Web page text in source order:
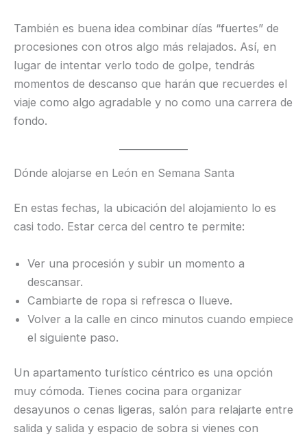
También es buena idea combinar días “fuertes” de
procesiones con otros algo más relajados. Así, en
lugar de intentar verlo todo de golpe, tendrás
momentos de descanso que harán que recuerdes el
viaje como algo agradable y no como una carrera de
fondo.
Dónde alojarse en León en Semana Santa
En estas fechas, la ubicación del alojamiento lo es
casi todo. Estar cerca del centro te permite:
Ver una procesión y subir un momento a
descansar.
Cambiarte de ropa si refresca o llueve.
Volver a la calle en cinco minutos cuando empiece
el siguiente paso.
Un apartamento turístico céntrico es una opción
muy cómoda. Tienes cocina para organizar
desayunos o cenas ligeras, salón para relajarte entre
salida y salida y espacio de sobra si vienes con